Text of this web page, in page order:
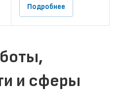
Подробнее
и сферы